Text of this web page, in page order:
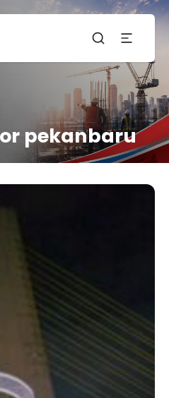
pekanbaru